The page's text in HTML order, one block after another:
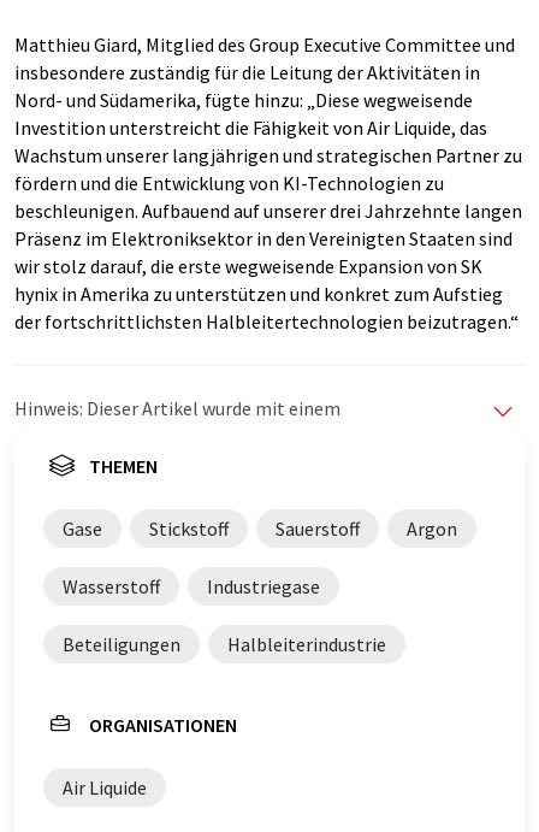
Matthieu Giard, Mitglied des Group Executive Committee und
insbesondere zuständig für die Leitung der Aktivitäten in
Nord- und Südamerika, fügte hinzu: „Diese wegweisende
Investition unterstreicht die Fähigkeit von Air Liquide, das
Wachstum unserer langjährigen und strategischen Partner zu
fördern und die Entwicklung von KI-Technologien zu
beschleunigen. Aufbauend auf unserer drei Jahrzehnte langen
Präsenz im Elektroniksektor in den Vereinigten Staaten sind
wir stolz darauf, die erste wegweisende Expansion von SK
hynix in Amerika zu unterstützen und konkret zum Aufstieg
der fortschrittlichsten Halbleitertechnologien beizutragen.“
Hinweis: Dieser Artikel wurde mit einem
LUMITOS bietet diese automatischen Übersetzungen
Nachrichten zu präsentieren. Da dieser Artikel mit
automatischer Übersetzung übersetzt wurde, ist es
möglich, dass er Fehler im Vokabular, in der Syntax oder
in der Grammatik enthält. Den ursprünglichen Artikel in
THEMEN
Gase Stickstoff Sauerstoff Argon
Wasserstoff Industriegase
Beteiligungen Halbleiterindustrie
ORGANISATIONEN
Air Liquide